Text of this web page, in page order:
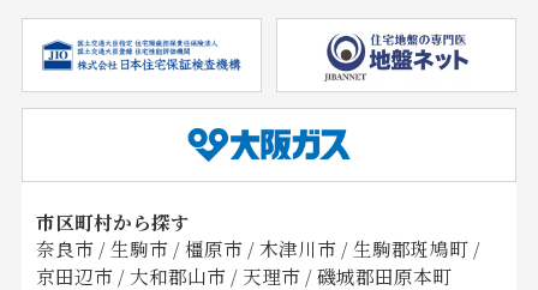
市区町村から探す
奈良市 / 生駒市 / 橿原市 / 木津川市 / 生駒郡斑鳩町 /
京田辺市 / 大和郡山市 / 天理市 / 磯城郡田原本町